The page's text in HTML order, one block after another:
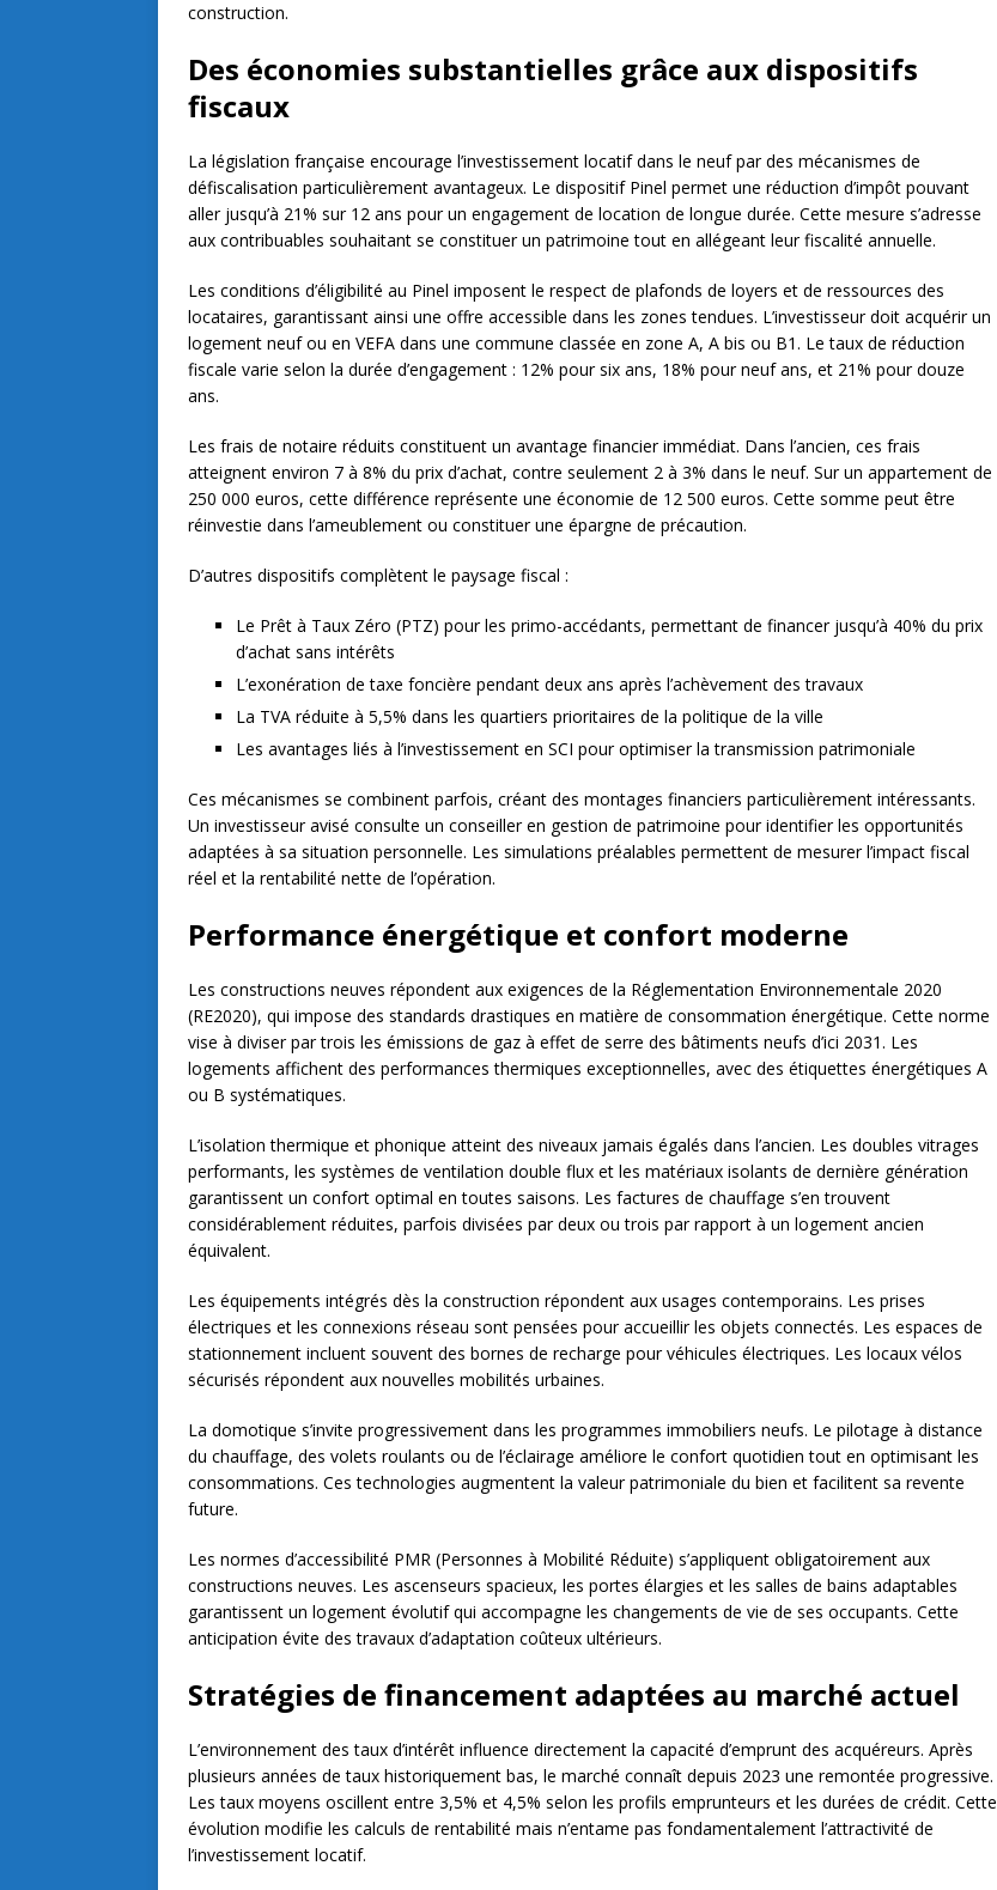
construction.
Des économies substantielles grâce aux dispositifs
fiscaux
La législation française encourage l’investissement locatif dans le neuf par des mécanismes de
défiscalisation particulièrement avantageux. Le dispositif Pinel permet une réduction d’impôt pouvant
aller jusqu’à 21% sur 12 ans pour un engagement de location de longue durée. Cette mesure s’adresse
aux contribuables souhaitant se constituer un patrimoine tout en allégeant leur fiscalité annuelle.
Les conditions d’éligibilité au Pinel imposent le respect de plafonds de loyers et de ressources des
locataires, garantissant ainsi une offre accessible dans les zones tendues. L’investisseur doit acquérir un
logement neuf ou en VEFA dans une commune classée en zone A, A bis ou B1. Le taux de réduction
fiscale varie selon la durée d’engagement : 12% pour six ans, 18% pour neuf ans, et 21% pour douze
ans.
Les frais de notaire réduits constituent un avantage financier immédiat. Dans l’ancien, ces frais
atteignent environ 7 à 8% du prix d’achat, contre seulement 2 à 3% dans le neuf. Sur un appartement de
250 000 euros, cette différence représente une économie de 12 500 euros. Cette somme peut être
réinvestie dans l’ameublement ou constituer une épargne de précaution.
D’autres dispositifs complètent le paysage fiscal :
Le Prêt à Taux Zéro (PTZ) pour les primo-accédants, permettant de financer jusqu’à 40% du prix
d’achat sans intérêts
L’exonération de taxe foncière pendant deux ans après l’achèvement des travaux
La TVA réduite à 5,5% dans les quartiers prioritaires de la politique de la ville
Les avantages liés à l’investissement en SCI pour optimiser la transmission patrimoniale
Ces mécanismes se combinent parfois, créant des montages financiers particulièrement intéressants.
Un investisseur avisé consulte un conseiller en gestion de patrimoine pour identifier les opportunités
adaptées à sa situation personnelle. Les simulations préalables permettent de mesurer l’impact fiscal
réel et la rentabilité nette de l’opération.
Performance énergétique et confort moderne
Les constructions neuves répondent aux exigences de la Réglementation Environnementale 2020
(RE2020), qui impose des standards drastiques en matière de consommation énergétique. Cette norme
vise à diviser par trois les émissions de gaz à effet de serre des bâtiments neufs d’ici 2031. Les
logements affichent des performances thermiques exceptionnelles, avec des étiquettes énergétiques A
ou B systématiques.
L’isolation thermique et phonique atteint des niveaux jamais égalés dans l’ancien. Les doubles vitrages
performants, les systèmes de ventilation double flux et les matériaux isolants de dernière génération
garantissent un confort optimal en toutes saisons. Les factures de chauffage s’en trouvent
considérablement réduites, parfois divisées par deux ou trois par rapport à un logement ancien
équivalent.
Les équipements intégrés dès la construction répondent aux usages contemporains. Les prises
électriques et les connexions réseau sont pensées pour accueillir les objets connectés. Les espaces de
stationnement incluent souvent des bornes de recharge pour véhicules électriques. Les locaux vélos
sécurisés répondent aux nouvelles mobilités urbaines.
La domotique s’invite progressivement dans les programmes immobiliers neufs. Le pilotage à distance
du chauffage, des volets roulants ou de l’éclairage améliore le confort quotidien tout en optimisant les
consommations. Ces technologies augmentent la valeur patrimoniale du bien et facilitent sa revente
future.
Les normes d’accessibilité PMR (Personnes à Mobilité Réduite) s’appliquent obligatoirement aux
constructions neuves. Les ascenseurs spacieux, les portes élargies et les salles de bains adaptables
garantissent un logement évolutif qui accompagne les changements de vie de ses occupants. Cette
anticipation évite des travaux d’adaptation coûteux ultérieurs.
Stratégies de financement adaptées au marché actuel
L’environnement des taux d’intérêt influence directement la capacité d’emprunt des acquéreurs. Après
plusieurs années de taux historiquement bas, le marché connaît depuis 2023 une remontée progressive.
Les taux moyens oscillent entre 3,5% et 4,5% selon les profils emprunteurs et les durées de crédit. Cette
évolution modifie les calculs de rentabilité mais n’entame pas fondamentalement l’attractivité de
l’investissement locatif.